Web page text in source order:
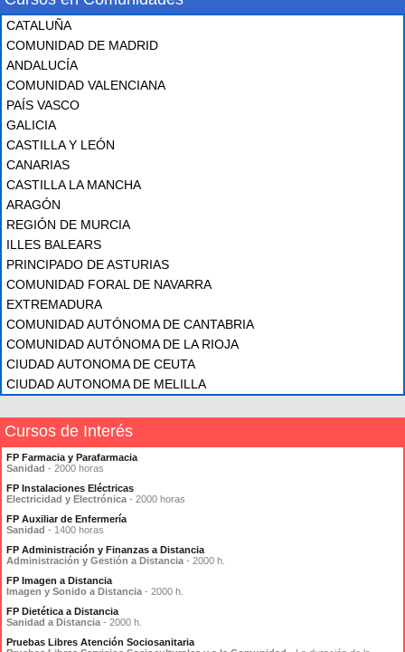
CATALUÑA
COMUNIDAD DE MADRID
ANDALUCÍA
COMUNIDAD VALENCIANA
PAÍS VASCO
GALICIA
CASTILLA Y LEÓN
CANARIAS
CASTILLA LA MANCHA
ARAGÓN
REGIÓN DE MURCIA
ILLES BALEARS
PRINCIPADO DE ASTURIAS
COMUNIDAD FORAL DE NAVARRA
EXTREMADURA
COMUNIDAD AUTÓNOMA DE CANTABRIA
COMUNIDAD AUTÓNOMA DE LA RIOJA
CIUDAD AUTONOMA DE CEUTA
CIUDAD AUTONOMA DE MELILLA
Cursos de Interés
FP Farmacia y Parafarmacia
Sanidad - 2000 horas
FP Instalaciones Eléctricas
Electricidad y Electrónica - 2000 horas
FP Auxiliar de Enfermería
Sanidad - 1400 horas
FP Administración y Finanzas a Distancia
Administración y Gestión a Distancia - 2000 h.
FP Imagen a Distancia
Imagen y Sonido a Distancia - 2000 h.
FP Dietética a Distancia
Sanidad a Distancia - 2000 h.
Pruebas Libres Atención Sociosanitaria